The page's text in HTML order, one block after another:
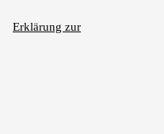
Erklärung zur